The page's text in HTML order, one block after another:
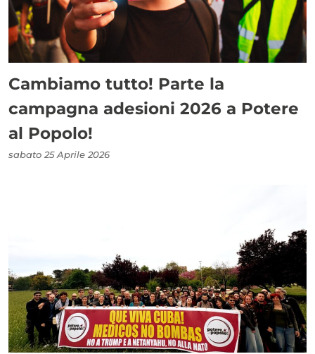
Cambiamo tutto! Parte la
campagna adesioni 2026 a Potere
al Popolo!
sabato 25 Aprile 2026